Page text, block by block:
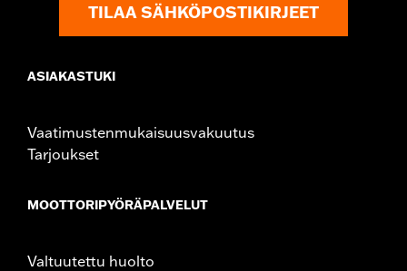
TILAA SÄHKÖPOSTIKIRJEET
ASIAKASTUKI
Vaatimustenmukaisuusvakuutus
Tarjoukset
MOOTTORIPYÖRÄPALVELUT
Valtuutettu huolto